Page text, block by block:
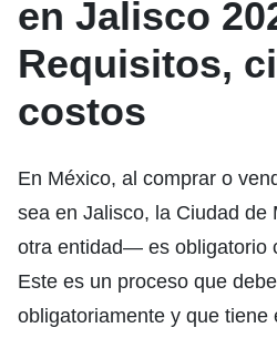
en Jalisco
Requisitos,
costos
En México, al comprar o
sea en Jalisco, la Ciudad de
otra entidad— es obligatorio
Este es un proceso que
obligatoriamente y que tiene